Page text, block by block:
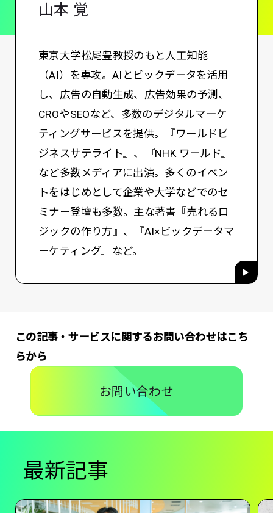
山本 覚
東京大学松尾豊教授のもと人工知能
（AI）を専攻。AIとビックデータを活用
し、広告の自動生成、広告効果の予測、
CROやSEOなど、多数のデジタルマーケ
ティングサービスを提供。『ワールドビ
ジネスサテライト』、『NHK ワールド』
など多数メディアに出演。多くのイベン
トをはじめとして企業や大学などでのセ
ミナー登壇も多数。主な著書『売れるロ
ジックの作り方』、『AI×ビックデータマ
ーケティング』など。
この記事・サービスに関するお問い合わせはこち
らから
お問い合わせ
最新記事